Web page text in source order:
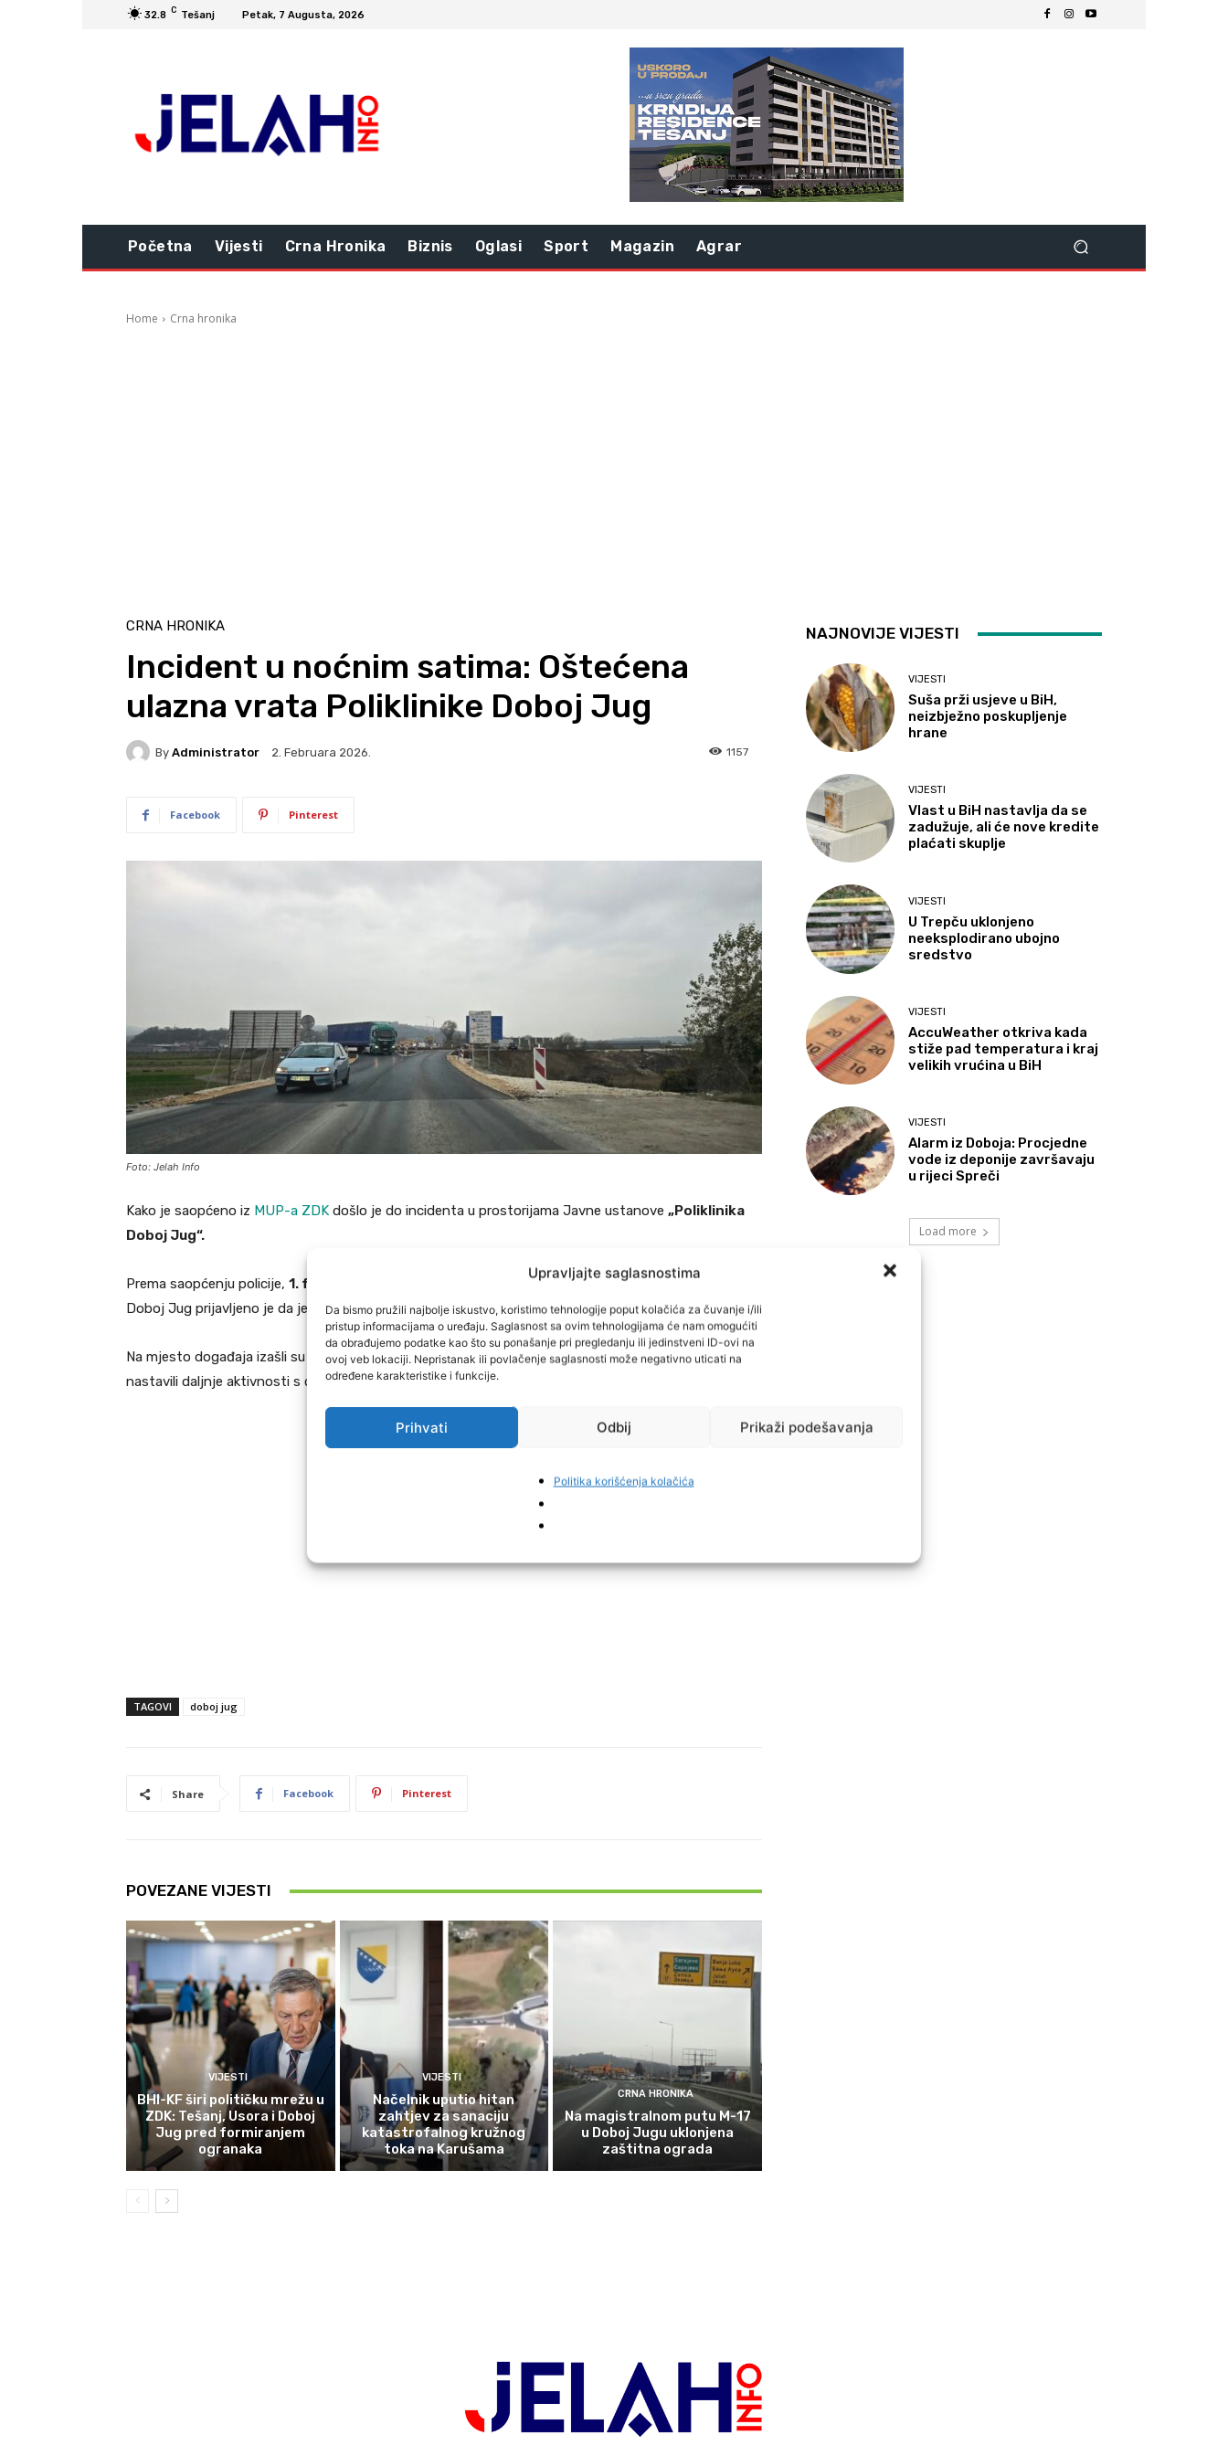
Upravljajte saglasnostima
Da bismo pružili najbolje iskustvo, koristimo tehnologije poput kolačića za čuvanje i/ili
pristup informacijama o uređaju. Saglasnost sa ovim tehnologijama će nam omogućiti
da obrađujemo podatke kao što su ponašanje pri pregledanju ili jedinstveni ID-ovi na
ovoj veb lokaciji. Nepristanak ili povlačenje saglasnosti može negativno uticati na
određene karakteristike i funkcije.
Prihvati Odbij Prikaži podešavanja
Politika korišćenja kolačića
32.8 C Tešanj Petak, 7 Augusta, 2026
Početna Vijesti Crna Hronika Biznis Oglasi Sport Magazin Agrar
Home Crna hronika
CRNA HRONIKA
Incident u noćnim satima: Oštećena
ulazna vrata Poliklinike Doboj Jug
By Administrator 2. Februara 2026. 1157
Facebook Pinterest
Foto: Jelah Info
Kako je saopćeno iz MUP-a ZDK došlo je do incidenta u prostorijama Javne ustanove „Poliklinika
Doboj Jug“.
Prema saopćenju policije, 1. februara 2026. godine u 03:00 sata, dežurnoj službi Policijske stanice
Doboj Jug prijavljeno je da je liceM.A. (2005)izMaglajaoštetiloulazna vrata objektaPoliklinike.
Na mjesto događaja izašli su policijski službenici Policijske stanice Doboj Jug, koji su izvršiliuviđaj, te
nastavili daljnje aktivnosti s ciljem dokumentovanja krivičnog djela
TAGOVI doboj jug
Share Facebook Pinterest
POVEZANE VIJESTI
VIJESTI
BHI-KF širi političku mrežu u
ZDK: Tešanj, Usora i Doboj
Jug pred formiranjem
ogranaka
VIJESTI
Načelnik uputio hitan
zahtjev za sanaciju
katastrofalnog kružnog
toka na Karušama
CRNA HRONIKA
Na magistralnom putu M-17
u Doboj Jugu uklonjena
zaštitna ograda
NAJNOVIJE VIJESTI
VIJESTI
Suša prži usjeve u BiH,
neizbježno poskupljenje
hrane
VIJESTI
Vlast u BiH nastavlja da se
zadužuje, ali će nove kredite
plaćati skuplje
VIJESTI
U Trepču uklonjeno
neeksplodirano ubojno
sredstvo
VIJESTI
AccuWeather otkriva kada
stiže pad temperatura i kraj
velikih vrućina u BiH
VIJESTI
Alarm iz Doboja: Procjedne
vode iz deponije završavaju
u rijeci Spreči
Load more